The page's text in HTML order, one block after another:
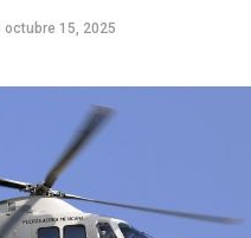
octubre 15, 2025